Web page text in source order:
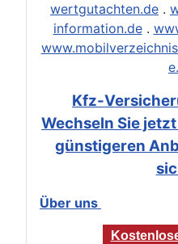
wertgutachten.de .
information.de.
Kfz-
Wechseln Sie
günstigeren
Über uns